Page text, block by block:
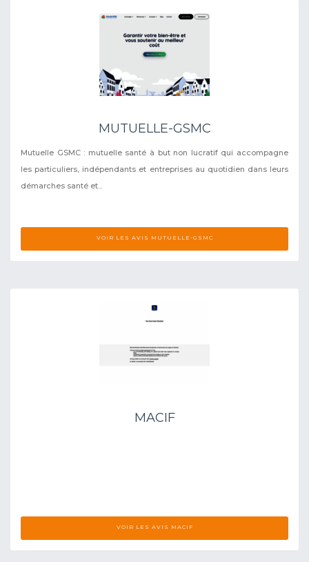
MUTUELLE-GSMC
Mutuelle GSMC : mutuelle santé à but non lucratif qui accompagne
les particuliers, indépendants et entreprises au quotidien dans leurs
démarches santé et...
VOIR LES AVIS MUTUELLE-GSMC
MACIF
VOIR LES AVIS MACIF